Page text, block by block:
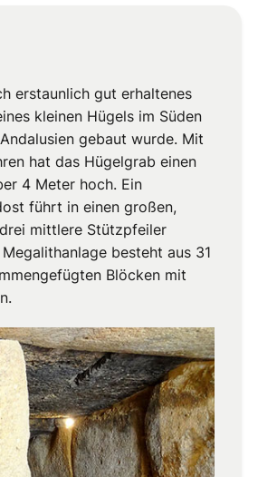
erstaunlich gut erhaltenes
kleinen Hügels im Süden
gebaut wurde. Mit
hat das Hügelgrab einen
4 Meter hoch. Ein
führt in einen großen,
mittlere Stützpfeiler
besteht aus 31
Blöcken mit